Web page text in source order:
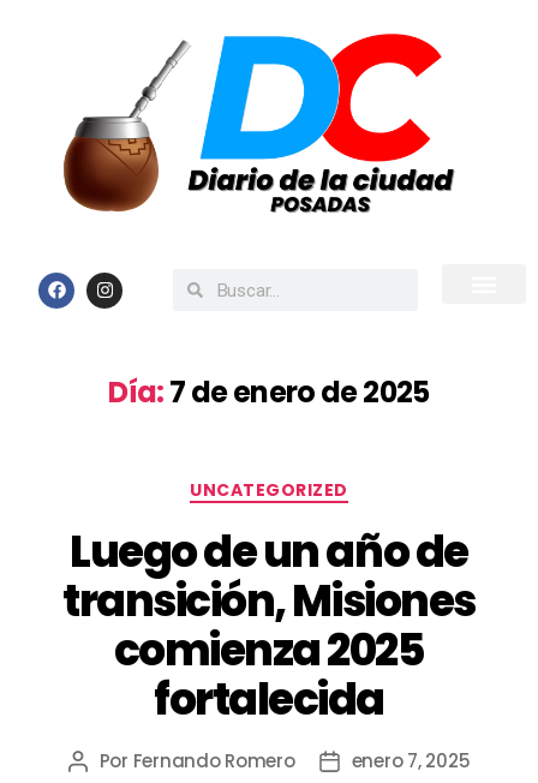
Día:7 de enero de 2025
UNCATEGORIZED
Luego de un año de
transición, Misiones
comienza 2025
fortalecida
Por Fernando Romero
enero 7, 2025